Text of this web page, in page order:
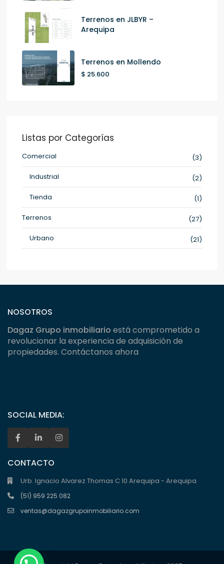
Terrenos en JLBYR –
Arequipa
Terrenos en Mollendo
$ 25.600
Listas por Categorías
Comercial
(3)
Industrial
(2)
Tienda
(1)
Terrenos
(27)
Urbano
(21)
NOSOTROS
Dagaz Grupo inmobiliario está comprometido a
revolucionar la experiencia de adquisición de
propiedades. Contáctanos ahora
SOCIAL MEDIA:
CONTACTO
Urb. Ignacio Alvarez Thomas C 10 Arequipa - Arequipa
(51) 959 225 082
ventas@dagazgrupoinmobiliario.com